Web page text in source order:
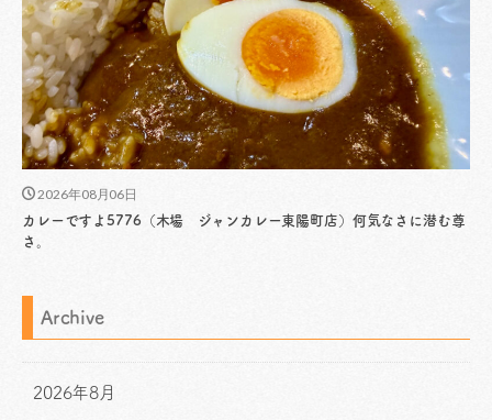
2026年08月06日
カレーですよ5776（木場 ジャンカレー東陽町店）何気なさに潜む尊
さ。
Archive
2026年8月